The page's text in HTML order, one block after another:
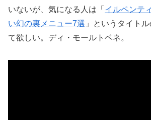
いないが、気になる人は「 イルペンテ
い幻の裏メニュー7選 」というタイト
て欲しい。ディ・モールトベネ。